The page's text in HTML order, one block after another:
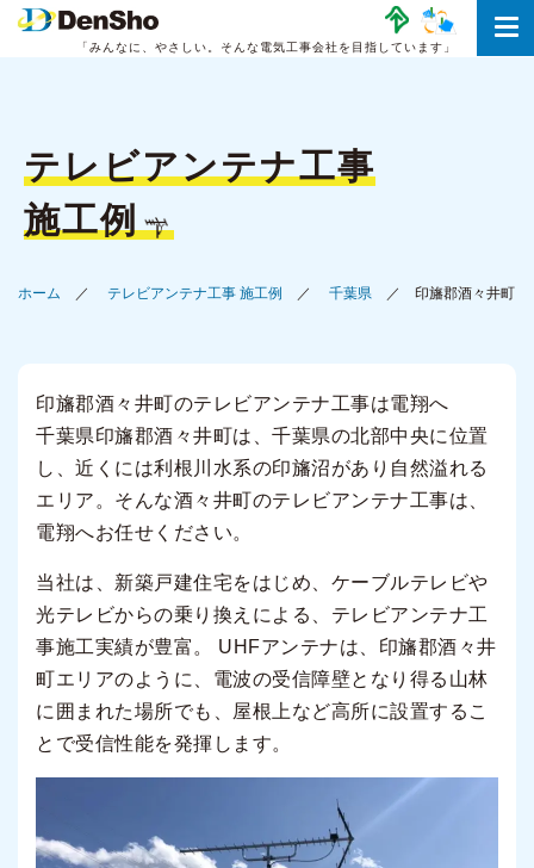
「みんなに、やさしい。 そんな電気工事会社を目指しています」
テレビアンテナ工事
施工例
ホーム テレビアンテナ工事 施工例 千葉県 印旛郡酒々井町
印旛郡酒々井町のテレビアンテナ工事は電翔へ
千葉県印旛郡酒々井町は、千葉県の北部中央に位置
し、近くには利根川水系の印旛沼があり自然溢れる
エリア。そんな酒々井町のテレビアンテナ工事は、
電翔へお任せください。
当社は、新築戸建住宅をはじめ、ケーブルテレビや
光テレビからの乗り換えによる、テレビアンテナ工
事施工実績が豊富。 UHFアンテナは、印旛郡酒々井
町エリアのように、電波の受信障壁となり得る山林
に囲まれた場所でも、屋根上など高所に設置するこ
とで受信性能を発揮します。